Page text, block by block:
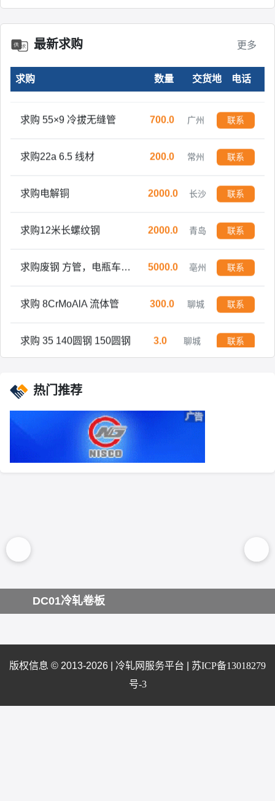
最新求购 更多
求购 数量 交货地 电话
求购 金刚网纱窗门型材 铝型材 1.0 舟山 联系
求购T10A碳素工具钢 联系
求购 镀锌钢带 0.25-0.8 160.0 成都 联系
求购 55×9 冷拔无缝管 700.0 广州 联系
求购22a 6.5 线材 200.0 常州 联系
求购电解铜 2000.0 长沙 联系
求购12米长螺纹钢 2000.0 青岛 联系
5000.0 亳州 联系
求购 8CrMoAlA 流体管 300.0 聊城 联系
求购 35 140圆钢 150圆钢 3.0 聊城 联系
热门推荐
DC01冷轧卷板
版权信息 © 2013-2026 | 冷轧网服务平台
苏ICP备13018279
号-3